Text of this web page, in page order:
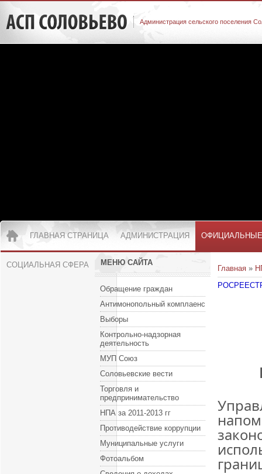
Администрация сельского поселения
ГЛАВНАЯ СТРАНИЦА АДМИНИСТРАЦИЯ
СОЦИАЛЬНАЯ СФЕРА МЕНЮ САЙТА
Обращение граждан
Антимонопольный комплаенс
Выборы
Контрольно-надзорная
деятельность
МУП Союз
Соловьевские вести
Торговля и
предпринимательство
НПА за 2011-2013 гг
Противодействие коррупции
Муниципальные услуги
Фотоальбом
Главная »